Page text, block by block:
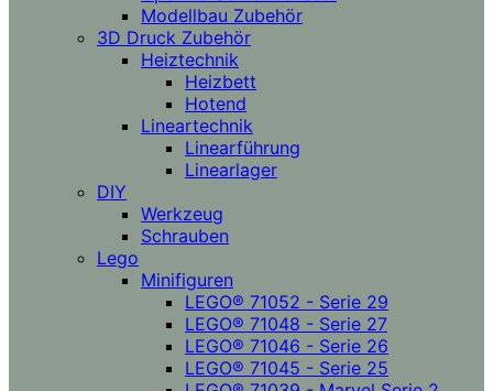
Modellbau Zubehör
3D Druck Zubehör
Heiztechnik
Heizbett
Hotend
Lineartechnik
Linearführung
Linearlager
DIY
Werkzeug
Schrauben
Lego
Minifiguren
LEGO® 71052 - Serie 29
LEGO® 71048 - Serie 27
LEGO® 71046 - Serie 26
LEGO® 71045 - Serie 25